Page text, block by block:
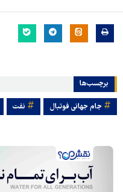
برچسب‌ها
جام جهانی فوتبال نفت